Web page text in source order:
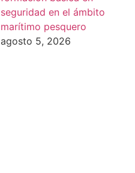
seguridad en el ámbito
marítimo pesquero
agosto 5, 2026